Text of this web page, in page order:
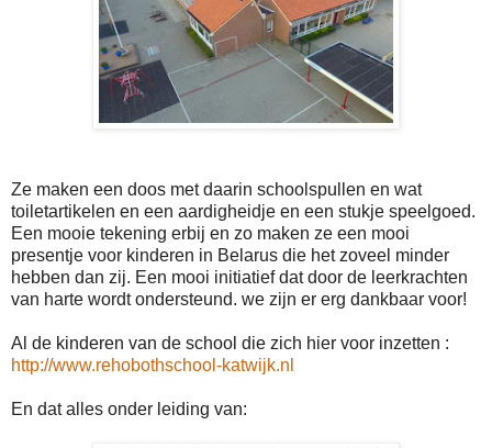
Ze maken een doos met daarin schoolspullen en wat
toiletartikelen en een aardigheidje en een stukje speelgoed.
Een mooie tekening erbij en zo maken ze een mooi
presentje voor kinderen in Belarus die het zoveel minder
hebben dan zij. Een mooi initiatief dat door de leerkrachten
van harte wordt ondersteund. we zijn er erg dankbaar voor!
Al de kinderen van de school die zich hier voor inzetten :
http://www.rehobothschool-katwijk.nl
En dat alles onder leiding van: